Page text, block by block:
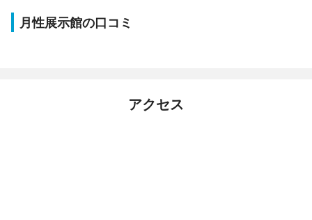
月性展示館の口コミ
アクセス